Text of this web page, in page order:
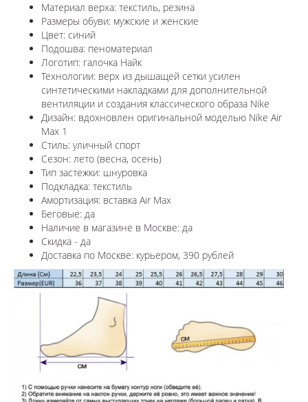
Материал верха: текстиль, резина
Размеры обуви: мужские и женские
Цвет: синий
Подошва: пеноматериал
Логотип: галочка Найк
Технологии: верх из дышащей сетки усилен
синтетическими накладками для дополнительной
вентиляции и создания классического образа Nike
Дизайн: вдохновлен оригинальной моделью Nike Air
Max 1
Стиль: уличный спорт
Сезон: лето (весна, осень)
Тип застежки: шнуровка
Подкладка: текстиль
Амортизация: вставка Air Max
Беговые: да
Наличие в магазине в Москве: да
Скидка - да
Доставка по Москве: курьером, 390 рублей